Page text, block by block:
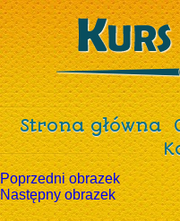
Strona główna
Poprzedni obrazek
Następny obrazek